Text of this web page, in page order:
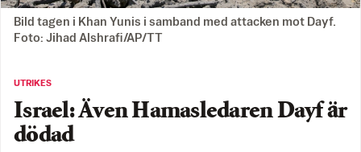
Bild tagen i Khan Yunis i samband med attacken mot Dayf.
Foto: Jihad Alshrafi/AP/TT
UTRIKES
Israel: Även Hamasledaren Dayf är
dödad